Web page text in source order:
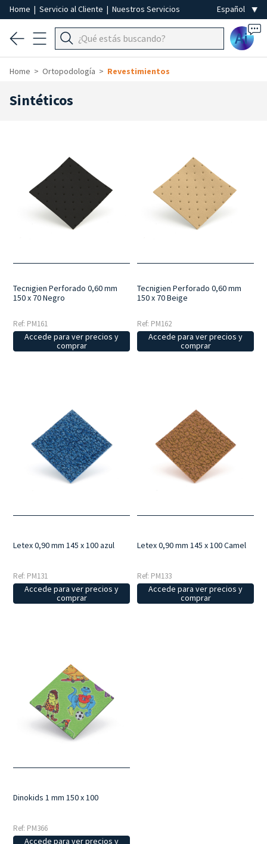
Home | Servicio al Cliente | Nuestros Servicios
Ai
Home Ortopodología Revestimientos
Sintéticos
Tecnigien Perforado 0,60 mm
150 x 70 Negro
Ref: PM161
Accede para ver precios y
comprar
Tecnigien Perforado 0,60 mm
150 x 70 Beige
Ref: PM162
Accede para ver precios y
comprar
Letex 0,90 mm 145 x 100 azul
Ref: PM131
Accede para ver precios y
comprar
Letex 0,90 mm 145 x 100 Camel
Ref: PM133
Accede para ver precios y
comprar
Dinokids 1 mm 150 x 100
Ref: PM366
Accede para ver precios y